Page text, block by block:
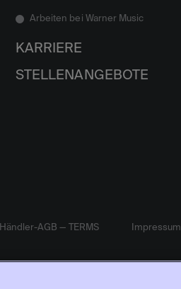
Arbeiten bei Warner Music
KARRIERE
STELLENANGEBOTE
Händler-AGB — TERMS Impressum